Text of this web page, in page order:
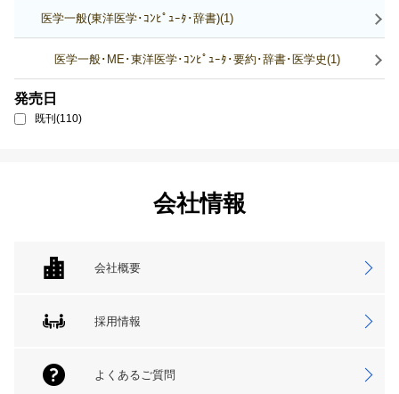
医学一般(東洋医学･ｺﾝﾋﾟｭｰﾀ･辞書)(1)
医学一般･ME･東洋医学･ｺﾝﾋﾟｭｰﾀ･要約･辞書･医学史(1)
発売日
既刊(110)
会社情報
会社概要
採用情報
よくあるご質問